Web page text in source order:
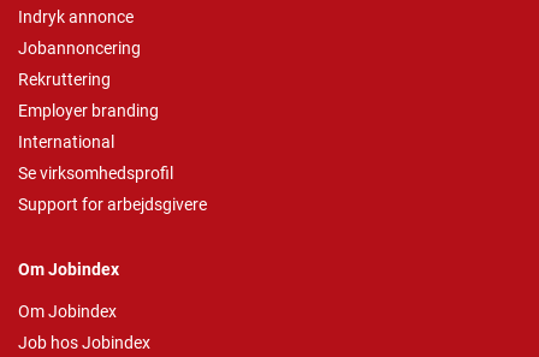
Indryk annonce
Jobannoncering
Rekruttering
Employer branding
International
Se virksomhedsprofil
Support for arbejdsgivere
Om Jobindex
Om Jobindex
Job hos Jobindex